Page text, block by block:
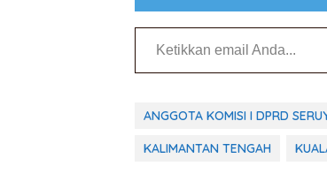
Ketikkan email Anda...
ANGGOTA KOMISI I DPRD
KALIMANTAN TENGAH